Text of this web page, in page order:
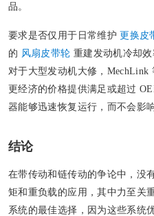
品。
要求是否仅用于日常维护 更换皮
的 风扇皮带轮 重建发动机冷却
对于大型发动机大修，MechLink
更经济的价格提供满足或超过
器能够迅速恢复运行，而不会影
结论
在带传动和链传动的争论中，没
矩和重负载的应用，其中力至关
系统的最佳选择，因为这些系统